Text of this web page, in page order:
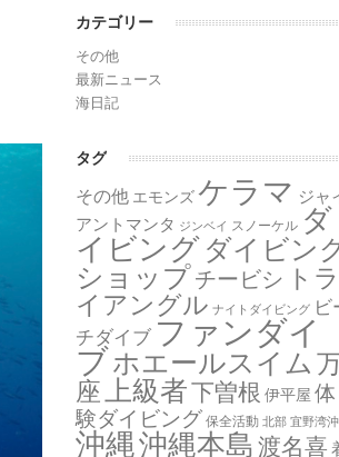
カテゴリー
その他
最新ニュース
海日記
タグ
その他 エモンズ ケラマ ジャ
アントマンタ
ジンベイ スノーケル ダ
イビング ダイビン
ショップチービシ トラ
イアングル ナイトダイビング ビ
チダイブ ファンダイ
ブホエールスイム
座
上級者下曽根 伊平屋 体
験ダイビング 保全活動 北部 宜野湾沖
沖縄沖縄本島 渡名喜